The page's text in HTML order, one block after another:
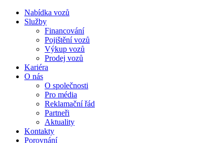
Nabídka vozů
Služby
Financování
Pojištění vozů
Výkup vozů
Prodej vozů
Kariéra
O nás
O společnosti
Pro média
Reklamační řád
Partneři
Aktuality
Kontakty
Porovnání